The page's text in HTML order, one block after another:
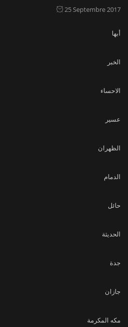
25 Septembre 2017
أبها
الخبر
الاحساء
عسير
الظهران
الدمام
حائل
الحديثة
جدة
جازان
مكه المكرمة